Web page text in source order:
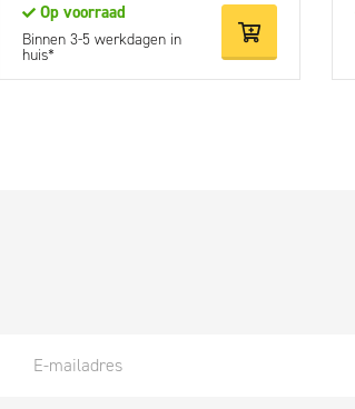
Op voorraad
Binnen 3-5 werkdagen in
huis*